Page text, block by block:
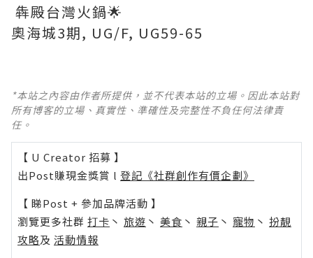
犇殿台灣火鍋🌟
奧海城3期, UG/F, UG59-65
*本站之內容由作者所提供，並不代表本站的立場。因此本站對
所有博客的立場、真實性、準確性及完整性不負任何法律責
任。
【 U Creator 招募 】
出Post賺現金獎賞 l 登記《社群創作有價企劃》
【 睇Post + 參加品牌活動 】
瀏覽更多社群 打卡 丶 旅遊 丶 美食 丶 親子 丶 寵物 丶 扮靚
攻略及 活動情報